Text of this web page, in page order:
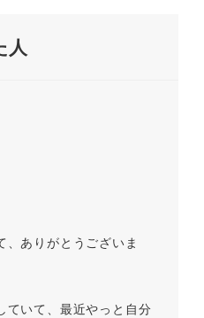
人
、ありがとうございま
ていて、最近やっと自分